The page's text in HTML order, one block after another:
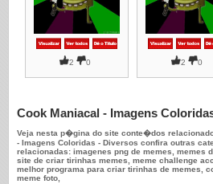
2 0 2 0
Cook Maniacal - Imagens
Veja nesta p�gina do site conte�dos
- Imagens Coloridas - Diversos confira outras
relacionadas: imagenes png de memes, memes
site de criar tirinhas memes, meme challenge
melhor programa para criar tirinhas de memes,
meme foto,